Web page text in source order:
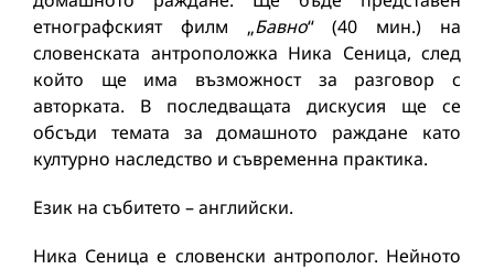
етнографският филм „Бавно“ (40 мин.) на
словенската антроположка Ника Сеница, след
който ще има възможност за разговор с
авторката. В последващата дискусия ще се
обсъди темата за домашното раждане като
културно наследство и съвременна практика.
Език на събитето – английски.
Ника Сеница е словенски антрополог. Нейното